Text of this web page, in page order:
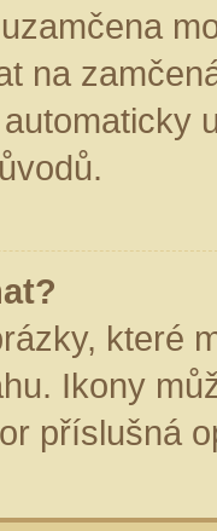
na
které
Ikony
příslušná